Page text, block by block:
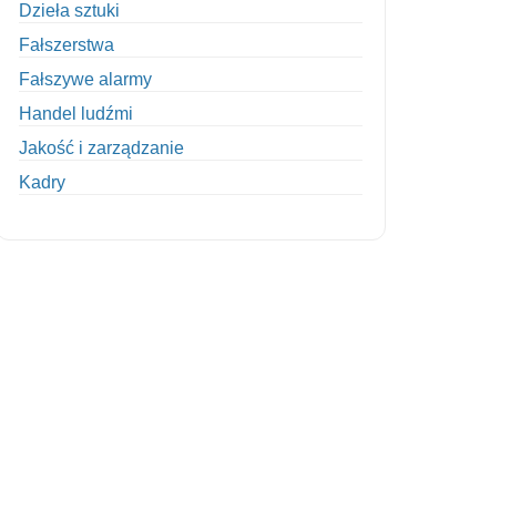
Dzieła sztuki
Fałszerstwa
Fałszywe alarmy
Handel ludźmi
Jakość i zarządzanie
Kadry